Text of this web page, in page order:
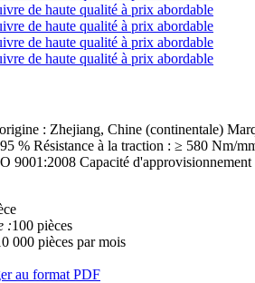
: Zhejiang, Chine (continentale)
% Résistance à la traction : ≥ 580 Nm/
9001:2008 Capacité
:100 pièces
000 pièces par mois
au format PDF